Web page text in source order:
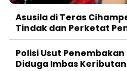
Asusila di Teras
Tindak dan Perketat
Polisi Usut
Diduga Imbas